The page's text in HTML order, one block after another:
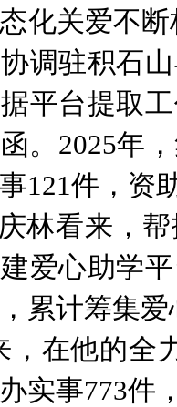
化关爱不
调驻积石
平台提取
。2025年
121件，资
林看来，
爱心助学
累计筹集
，在他的全
实事773件